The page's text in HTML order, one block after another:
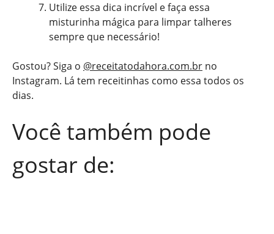
Utilize essa dica incrível e faça essa
misturinha mágica para limpar talheres
sempre que necessário!
Gostou? Siga o @receitatodahora.com.br no
Instagram. Lá tem receitinhas como essa todos os
dias.
Você também pode
gostar de: